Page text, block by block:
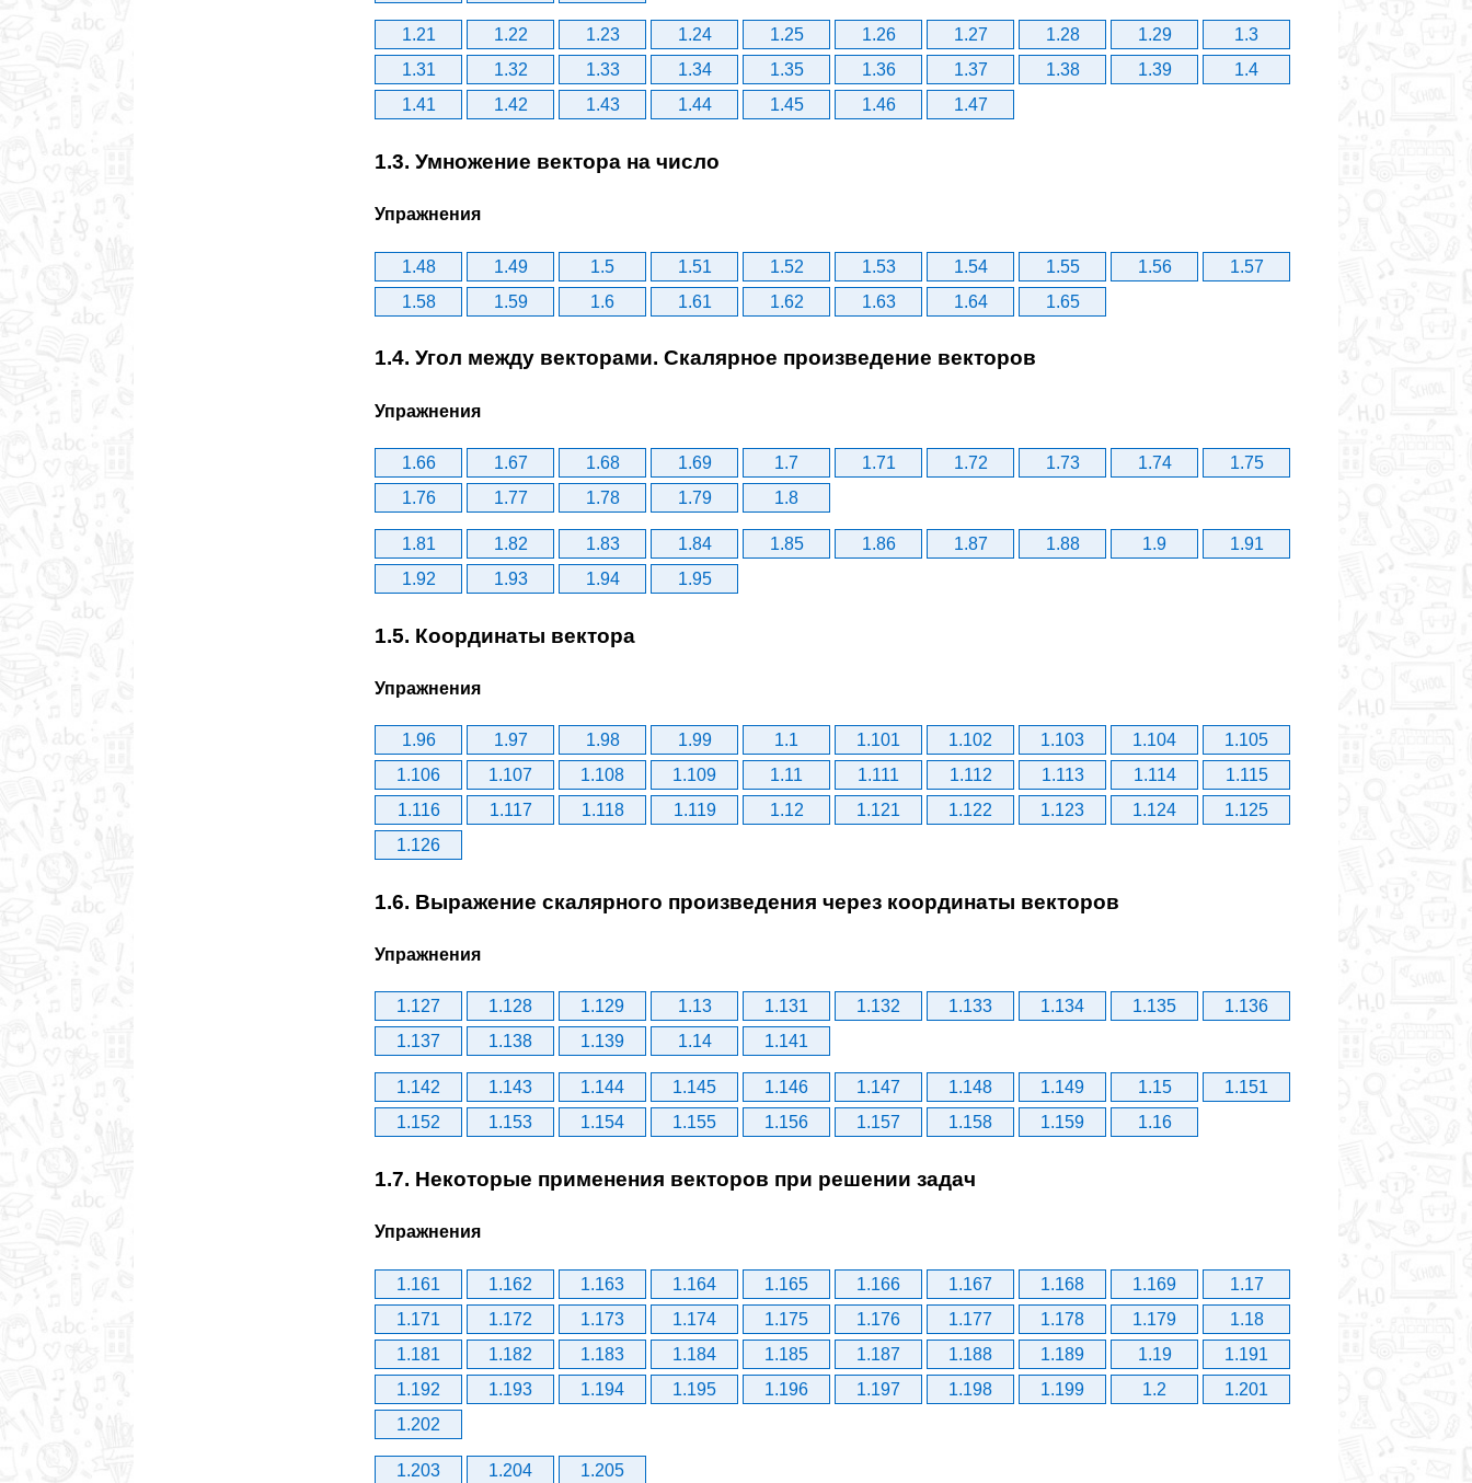
1.21 1.22 1.23 1.24 1.25 1.26 1.27 1.28 1.29
1.3
1.31
1.32 1.33 1.34 1.35 1.36 1.37 1.38 1.39
1.4
1.41
1.42 1.43 1.44 1.45 1.46 1.47
1.3. Умножение вектора на число
Упражнения
1.48 1.49 1.5 1.51 1.52 1.53 1.54 1.55 1.56
1.57
1.58
1.59 1.6 1.61 1.62 1.63 1.64 1.65
1.4. Угол между векторами. Скалярное произведение векторов
Упражнения
1.66 1.67 1.68 1.69 1.7 1.71 1.72 1.73 1.74
1.75
1.76
1.77 1.78 1.79 1.8
1.81 1.82 1.83 1.84 1.85 1.86 1.87 1.88 1.9
1.91
1.92
1.93 1.94 1.95
1.5. Координаты вектора
Упражнения
1.96 1.97 1.98 1.99 1.1 1.101 1.102 1.103 1.104
1.105
1.106
1.107 1.108 1.109 1.11 1.111 1.112 1.113 1.114
1.115
1.116
1.117 1.118 1.119 1.12 1.121 1.122 1.123 1.124
1.125
1.126
1.6. Выражение скалярного произведения через координаты векторов
Упражнения
1.127 1.128 1.129 1.13 1.131 1.132 1.133 1.134 1.135
1.136
1.137
1.138 1.139 1.14 1.141
1.142 1.143 1.144 1.145 1.146 1.147 1.148 1.149 1.15
1.151
1.152
1.153 1.154 1.155 1.156 1.157 1.158 1.159 1.16
1.7. Некоторые применения векторов при решении задач
Упражнения
1.161 1.162 1.163 1.164 1.165 1.166 1.167 1.168 1.169
1.17
1.171
1.172 1.173 1.174 1.175 1.176 1.177 1.178 1.179
1.18
1.181
1.182 1.183 1.184 1.185 1.187 1.188 1.189 1.19
1.191
1.192
1.193 1.194 1.195 1.196 1.197 1.198 1.199 1.2
1.201
1.202
1.203 1.204 1.205